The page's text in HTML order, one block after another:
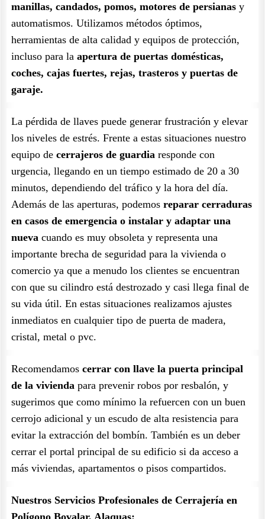
manillas, candados, pomos, motores de persianas y
automatismos. Utilizamos métodos óptimos,
herramientas de alta calidad y equipos de protección,
incluso para la apertura de puertas domésticas,
coches, cajas fuertes, rejas, trasteros y puertas de
garaje.
La pérdida de llaves puede generar frustración y elevar
los niveles de estrés. Frente a estas situaciones nuestro
equipo de cerrajeros de guardia responde con
urgencia, llegando en un tiempo estimado de 20 a 30
minutos, dependiendo del tráfico y la hora del día.
Además de las aperturas, podemos reparar cerraduras
en casos de emergencia o instalar y adaptar una
nueva cuando es muy obsoleta y representa una
importante brecha de seguridad para la vivienda o
comercio ya que a menudo los clientes se encuentran
con que su cilindro está destrozado y casi llega final de
su vida útil. En estas situaciones realizamos ajustes
inmediatos en cualquier tipo de puerta de madera,
cristal, metal o pvc.
Recomendamos cerrar con llave la puerta principal
de la vivienda para prevenir robos por resbalón, y
sugerimos que como mínimo la refuercen con un buen
cerrojo adicional y un escudo de alta resistencia para
evitar la extracción del bombín. También es un deber
cerrar el portal principal de su edificio si da acceso a
más viviendas, apartamentos o pisos compartidos.
Nuestros Servicios Profesionales de Cerrajería en
Polígono Bovalar, Alaquas: